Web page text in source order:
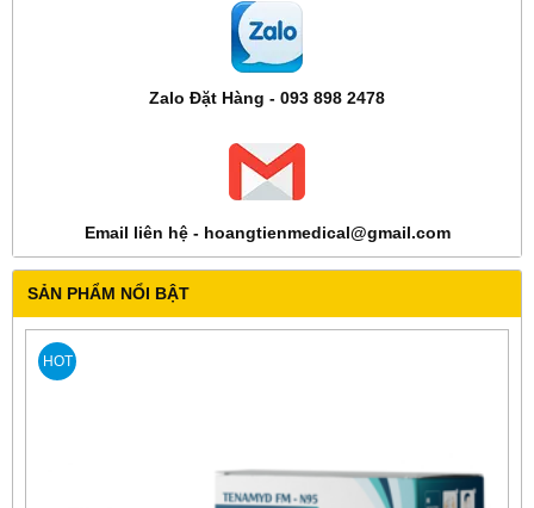
Zalo Đặt Hàng - 093 898 2478
Email liên hệ - hoangtienmedical@gmail.com
SẢN PHẨM NỔI BẬT
HOT